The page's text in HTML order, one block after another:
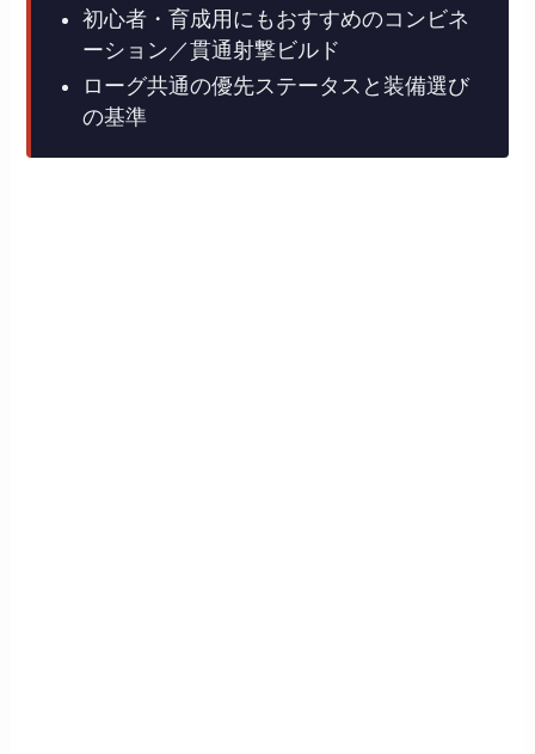
初心者・育成用にもおすすめのコンビネ
ーション／貫通射撃ビルド
ローグ共通の優先ステータスと装備選び
の基準